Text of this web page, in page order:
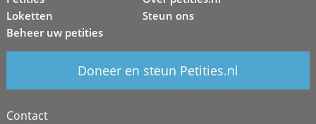
Loketten
Beheer uw petities
Steun ons
Doneer en steun Petities.nl
Contact